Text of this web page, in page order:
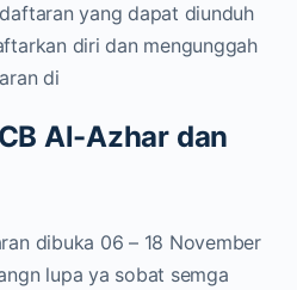
yang dapat diunduh
diri dan mengunggah
di
Al-Azhar dan
dibuka 06 – 18 November
lupa ya sobat semga